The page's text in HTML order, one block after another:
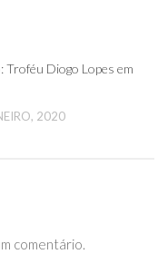
Troféu Diogo Lopes em
2020
comentário.